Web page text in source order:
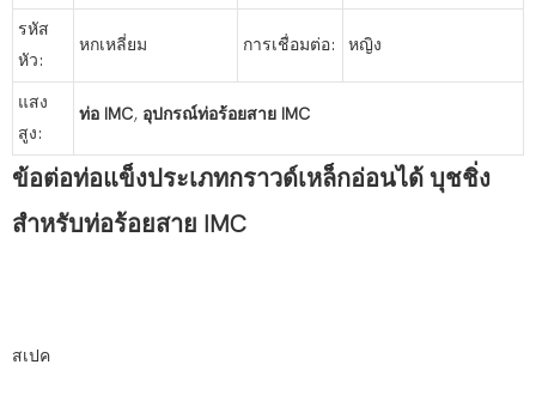
รหัส
หัว:
หกเหลี่ยม การเชื่อมต่อ: หญิง
แสง
สูง:
ท่อ IMC, อุปกรณ์ท่อร้อยสาย IMC
ข้อต่อท่อแข็งประเภทกราวด์เหล็กอ่อนได้ บุชชิ่ง
สำหรับท่อร้อยสาย IMC
สเปค